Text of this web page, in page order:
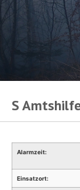
S
Alarmzeit:
Einsatzort: